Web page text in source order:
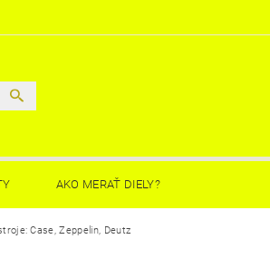
AKO MERAŤ DIELY?
Case, Zeppelin, Deutz